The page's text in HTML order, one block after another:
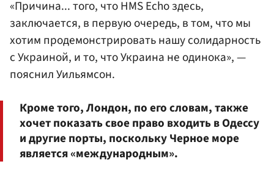
«Причина... того, что HMS Echo здесь,
заключается, в первую очередь, в том, что мы
хотим продемонстрировать нашу солидарность
с Украиной, и то, что Украина не одинока», —
пояснил Уильямсон.
Кроме того, Лондон, по его словам, также
хочет показать свое право входить в Одессу
и другие порты, поскольку Черное море
является «международным».